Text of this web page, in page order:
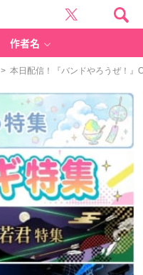
作者名
> 本日配信！『バンドやろうぜ！』